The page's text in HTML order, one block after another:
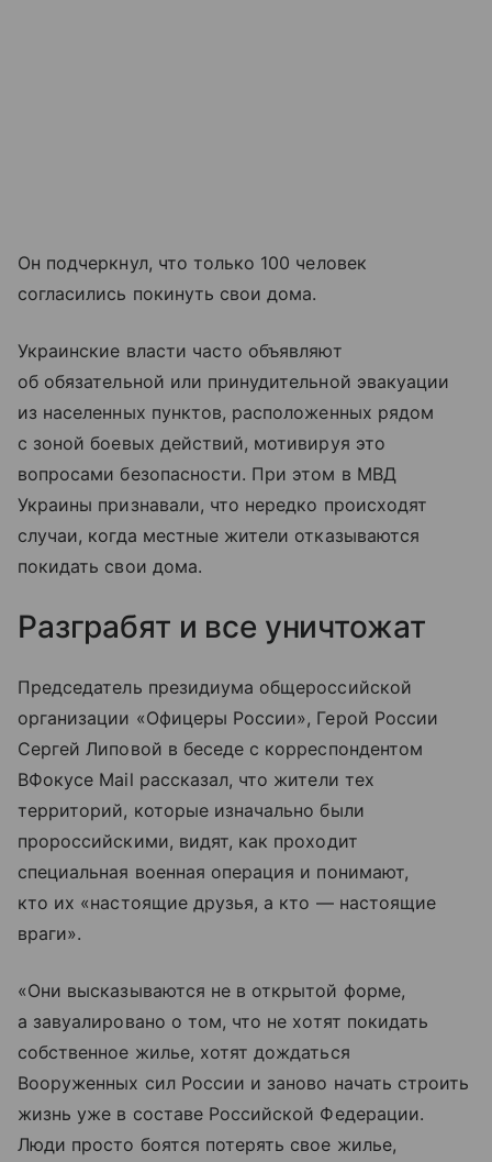
Он подчеркнул, что только 100 человек
согласились покинуть свои дома.
Украинские власти часто объявляют
об обязательной или принудительной эвакуации
из населенных пунктов, расположенных рядом
с зоной боевых действий, мотивируя это
вопросами безопасности. При этом в МВД
Украины признавали, что нередко происходят
случаи, когда местные жители отказываются
покидать свои дома.
Разграбят и все уничтожат
Председатель президиума общероссийской
организации «Офицеры России», Герой России
Сергей Липовой в беседе с корреспондентом
ВФокусе Mail рассказал, что жители тех
территорий, которые изначально были
пророссийскими, видят, как проходит
специальная военная операция и понимают,
кто их «настоящие друзья, а кто — настоящие
враги».
«Они высказываются не в открытой форме,
а завуалировано о том, что не хотят покидать
собственное жилье, хотят дождаться
Вооруженных сил России и заново начать строить
жизнь уже в составе Российской Федерации.
Люди просто боятся потерять свое жилье,